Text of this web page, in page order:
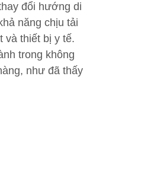
đổi hướng di
năng chịu tải
và thiết bị y tế.
trong không
như đã thấy